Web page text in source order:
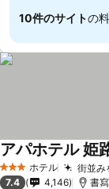
10件のサイトの
3 ホテルのランク
ホテル 街並み
アパホテル 姫
7.4 4,146 書